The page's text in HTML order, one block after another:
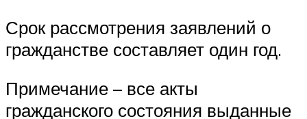
Срок рассмотрения заявлений о
гражданстве составляет один год.
Примечание – все акты
гражданского состояния выданные